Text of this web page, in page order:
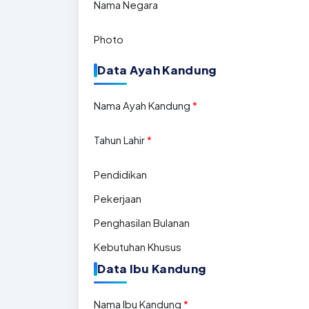
Nama Negara
Photo
Data Ayah Kandung
Nama Ayah Kandung*
Tahun Lahir*
Pendidikan
Pekerjaan
Penghasilan Bulanan
Kebutuhan Khusus
Data Ibu Kandung
Nama Ibu Kandung*